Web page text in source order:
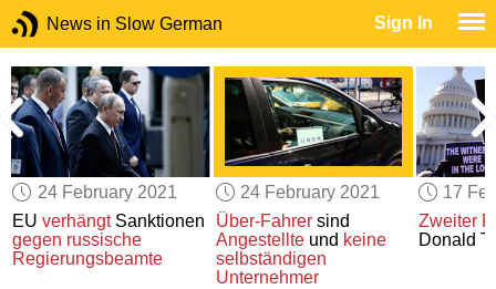
News in Slow German Sign In
24 February 2021
EUverhängtSanktionen
gegen russische
Regierungsbeamte
24 February 2021
Über-Fahrersind
Angestellteund keine
selbständigen
Unternehmer
17
Zweiter
Donald